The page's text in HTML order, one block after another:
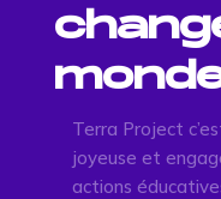
Terra Project
joyeuse et
actions